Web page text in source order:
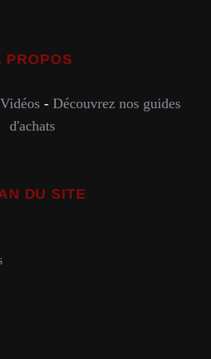
PROPOS
Vidéos- Découvrez nos guides
d'achats
DU SITE